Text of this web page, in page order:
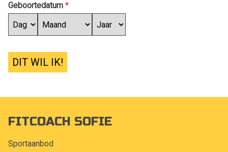
Geboortedatum *
DIT WIL IK!
FITCOACH SOFIE
Sportaanbod